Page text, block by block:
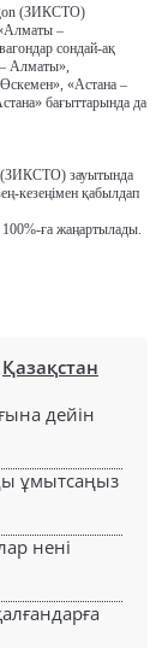
(ЗИКСТО)
–
сондай-ақ
Алматы»,
«Астана –
бағыттарында да
(ЗИКСТО) зауытында
кезеңімен қабылдап
100%-ға жаңартылады.
Қазақстан
дейін
ұмытсаңыз
нені